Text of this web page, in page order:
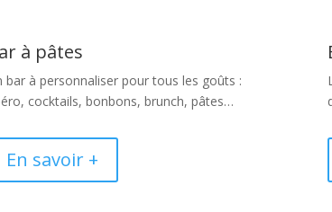
à pâtes
bar à personnaliser pour tous les goûts :
cocktails, bonbons, brunch, pâtes…
En savoir +